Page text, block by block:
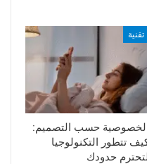
تقنية
حسب التصميم:
تتطور التكنولوجيا
حدودك